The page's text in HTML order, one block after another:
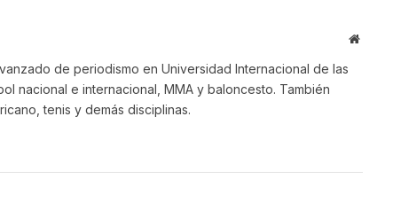
Website
de periodismo en Universidad Internacional de las
nacional e internacional, MMA y baloncesto. También
tenis y demás disciplinas.